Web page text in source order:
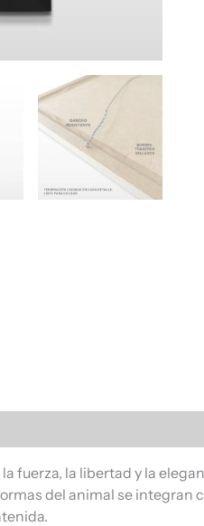
fuerza, la libertad y la
del animal se